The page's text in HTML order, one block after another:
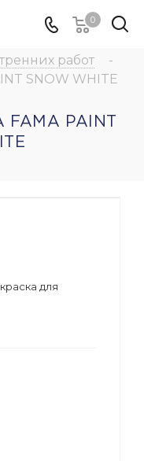
0
работ
-
SNOW WHITE
PAINT
для